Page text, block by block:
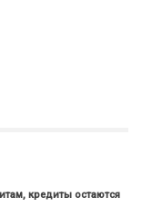
кредиты остаются